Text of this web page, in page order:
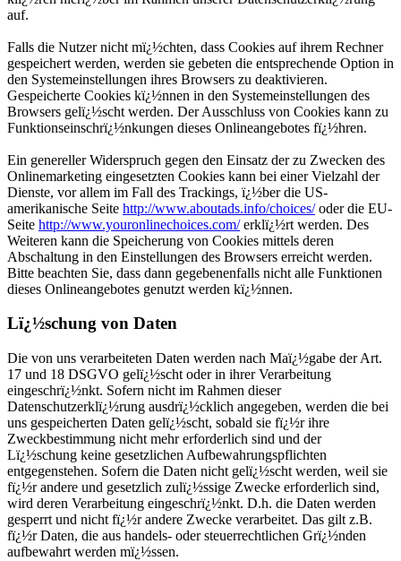
auf.
Falls die Nutzer nicht mï¿½chten, dass Cookies auf ihrem Rechner
gespeichert werden, werden sie gebeten die entsprechende Option in
den Systemeinstellungen ihres Browsers zu deaktivieren.
Gespeicherte Cookies kï¿½nnen in den Systemeinstellungen des
Browsers gelï¿½scht werden. Der Ausschluss von Cookies kann zu
Funktionseinschrï¿½nkungen dieses Onlineangebotes fï¿½hren.
Ein genereller Widerspruch gegen den Einsatz der zu Zwecken des
Onlinemarketing eingesetzten Cookies kann bei einer Vielzahl der
Dienste, vor allem im Fall des Trackings, ï¿½ber die US-
amerikanische Seite http://www.aboutads.info/choices/oder die EU-
Seite http://www.youronlinechoices.com/erklï¿½rt werden. Des
Weiteren kann die Speicherung von Cookies mittels deren
Abschaltung in den Einstellungen des Browsers erreicht werden.
Bitte beachten Sie, dass dann gegebenenfalls nicht alle Funktionen
dieses Onlineangebotes genutzt werden kï¿½nnen.
Lï¿½schung von Daten
Die von uns verarbeiteten Daten werden nach Maï¿½gabe der Art.
17 und 18 DSGVO gelï¿½scht oder in ihrer Verarbeitung
eingeschrï¿½nkt. Sofern nicht im Rahmen dieser
Datenschutzerklï¿½rung ausdrï¿½cklich angegeben, werden die bei
uns gespeicherten Daten gelï¿½scht, sobald sie fï¿½r ihre
Zweckbestimmung nicht mehr erforderlich sind und der
Lï¿½schung keine gesetzlichen Aufbewahrungspflichten
entgegenstehen. Sofern die Daten nicht gelï¿½scht werden, weil sie
fï¿½r andere und gesetzlich zulï¿½ssige Zwecke erforderlich sind,
wird deren Verarbeitung eingeschrï¿½nkt. D.h. die Daten werden
gesperrt und nicht fï¿½r andere Zwecke verarbeitet. Das gilt z.B.
fï¿½r Daten, die aus handels- oder steuerrechtlichen Grï¿½nden
aufbewahrt werden mï¿½ssen.